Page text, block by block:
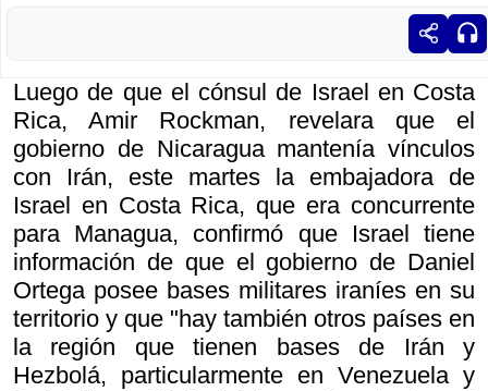
Luego de que el cónsul de Israel en Costa
Rica, Amir Rockman, revelara que el
gobierno de Nicaragua mantenía vínculos
con Irán, este martes la embajadora de
Israel en Costa Rica, que era concurrente
para Managua, confirmó que Israel tiene
información de que el gobierno de Daniel
Ortega posee bases militares iraníes en su
territorio y que "hay también otros países en
la región que tienen bases de Irán y
Hezbolá, particularmente en Venezuela y